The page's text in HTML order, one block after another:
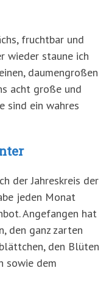
fruchtbar und
wieder staune ich
daumengroßen
acht große und
sind ein wahres
der Jahreskreis der
jeden Monat
Angefangen hat
den ganz zarten
den Blüten
sowie dem